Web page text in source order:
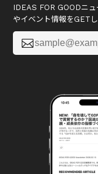
IDEAS FOR GOODニ
やイベント情報をGETし
